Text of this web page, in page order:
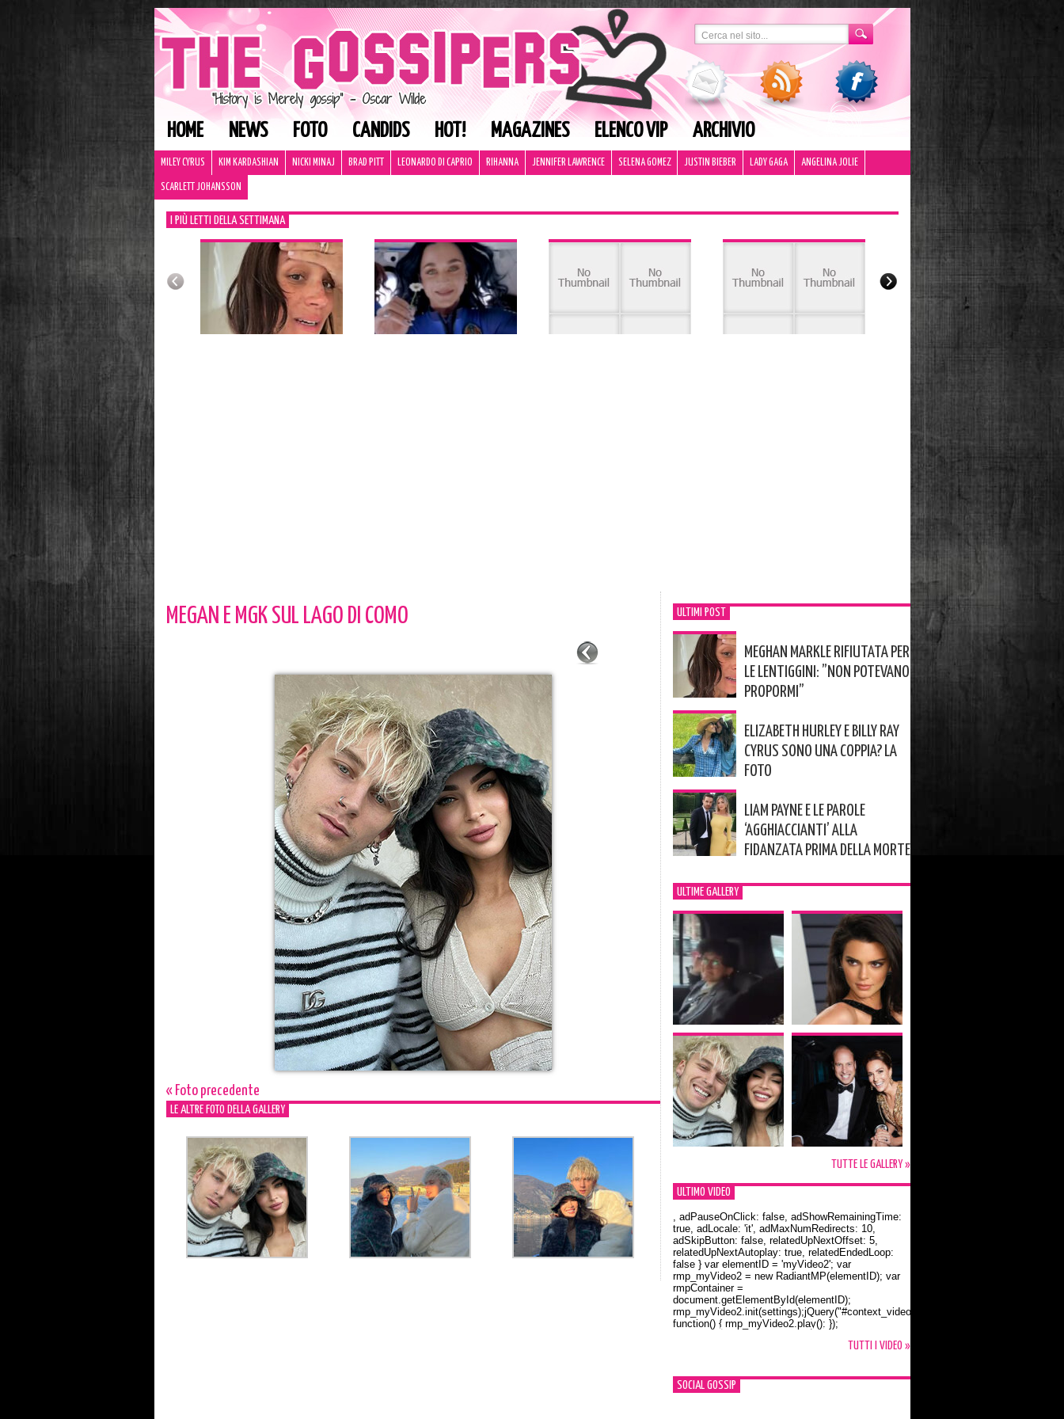
HOME NEWS FOTO CANDIDS HOT! MAGAZINES ELENCO VIP ARCHIVIO
MILEY CYRUS KIM KARDASHIAN NICKI MINAJ BRAD PITT LEONARDO DI CAPRIO RIHANNA JENNIFER LAWRENCE SELENA GOMEZ JUSTIN BIEBER LADY GAGA ANGELINA JOLIE
SCARLETT JOHANSSON
I PIÙ LETTI DELLA SETTIMANA
MEGAN E MGK SUL LAGO DI COMO
« Foto precedente
LE ALTRE FOTO DELLA GALLERY
ULTIMI POST
MEGHAN MARKLE RIFIUTATA PER
LE LENTIGGINI: ”NON POTEVANO
PROPORMI”
ELIZABETH HURLEY E BILLY RAY
CYRUS SONO UNA COPPIA? LA
FOTO
LIAM PAYNE E LE PAROLE
‘AGGHIACCIANTI’ ALLA
FIDANZATA PRIMA DELLA MORTE
ULTIME GALLERY
TUTTE LE GALLERY »
ULTIMO VIDEO
Orlando Bloom e la t-shirt dedicata a Flynn
, adPauseOnClick: false, adShowRemainingTime:
true, adLocale: 'it', adMaxNumRedirects: 10,
adSkipButton: false, relatedUpNextOffset: 5,
relatedUpNextAutoplay: true, relatedEndedLoop:
false } var elementID = 'myVideo2'; var
rmp_myVideo2 = new RadiantMP(elementID); var
rmpContainer =
document.getElementById(elementID);
rmp_myVideo2.init(settings);jQuery("#context_video2").one("mouseover",
function() { rmp_myVideo2.play(); });
TUTTI I VIDEO »
SOCIAL GOSSIP